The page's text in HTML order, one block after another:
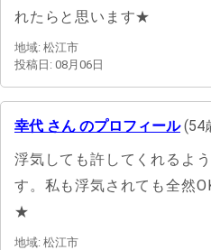
れたらと思います★
地域: 松江市
投稿日: 08月06日
幸代 さん のプロフィール(54
浮気しても許してくれるよ
す。私も浮気されても全然
★
地域: 松江市